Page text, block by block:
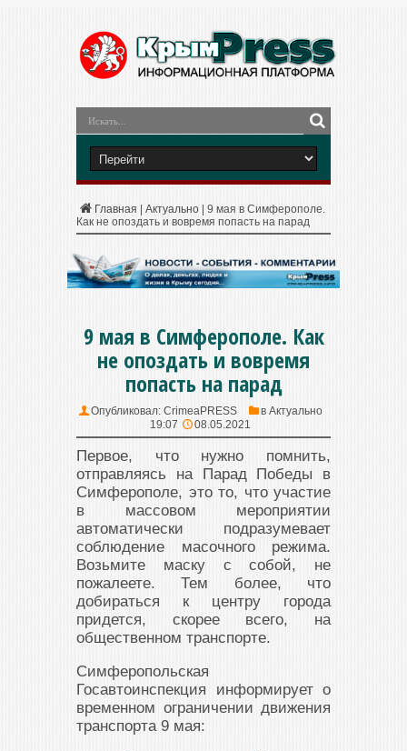
Главная Актуально
9 мая в Симферополе.
Как не опоздать и вовремя попасть на парад
9 мая в Симферополе. Как
не опоздать и вовремя
попасть на парад
Опубликовал: CrimeaPRESS в Актуально
19:07
08.05.2021
Первое, что нужно помнить,
отправляясь на Парад Победы в
Симферополе, это то, что участие
в массовом мероприятии
автоматически подразумевает
соблюдение масочного режима.
Возьмите маску с собой, не
пожалеете. Тем более, что
добираться к центру города
придется, скорее всего, на
общественном транспорте.
Симферопольская
Госавтоинспекция информирует о
временном ограничении движения
транспорта 9 мая: